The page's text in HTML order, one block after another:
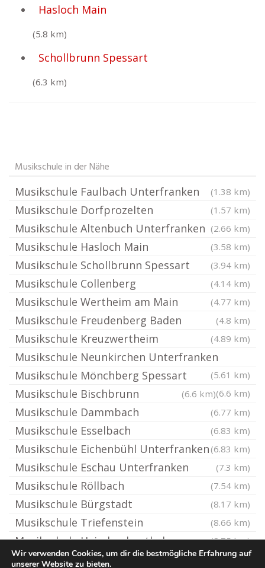
Hasloch Main
(5.8 km)
Schollbrunn Spessart
(6.3 km)
Musikschule in der Nähe
Musikschule Faulbach Unterfranken (1.38 km)
Musikschule Dorfprozelten (1.57 km)
Musikschule Altenbuch Unterfranken (2.66 km)
Musikschule Hasloch Main (3.58 km)
Musikschule Schollbrunn Spessart (3.94 km)
Musikschule Collenberg (4.14 km)
Musikschule Wertheim am Main (4.77 km)
Musikschule Freudenberg Baden (4.8 km)
Musikschule Kreuzwertheim (4.89 km)
Musikschule Neunkirchen Unterfranken
(5.61 km)
Musikschule Mönchberg Spessart
(6.6 km)
Musikschule Bischbrunn (6.6 km)
Musikschule Dammbach (6.77 km)
Musikschule Esselbach (6.83 km)
Musikschule Eichenbühl Unterfranken (6.83 km)
Musikschule Eschau Unterfranken (7.3 km)
Musikschule Röllbach (7.54 km)
Musikschule Bürgstadt (8.17 km)
Musikschule Triefenstein (8.66 km)
Musikschule Heimbuchenthal (8.75 km)
Wir verwenden Cookies, um dir die bestmögliche Erfahrung auf
unserer Website zu bieten.